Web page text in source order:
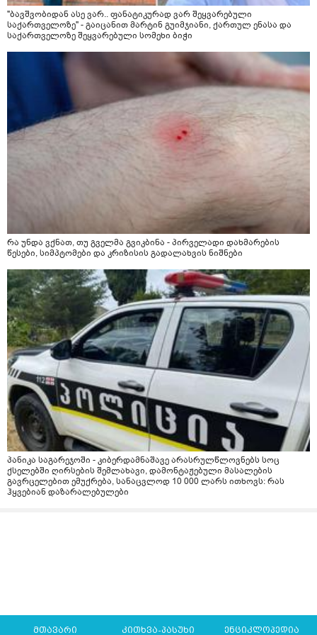
"ბავშვობიდან ასე ვარ.. ფანატიკურად ვარ შეყვარებული
საქართველოზე" - გაიცანით მარტინ გუიმჯიანი, ქართულ ენასა და
საქართველოზე შეყვარებული სომეხი ბიჭი
რა უნდა ვქნათ, თუ გველმა გვიკბინა - პირველადი დახმარების
წესები, სიმპტომები და კრიზისის გადალახვის ნიშნები
პანიკა საგარეჯოში - კიბერდამნაშავე არასრულწლოვნებს სოც
ქსელებში ღირსების შემლახავი, დამონტაჟებული მასალების
გავრცელებით ემუქრება, სანაცვლოდ 10 000 ლარს ითხოვს: რას
ჰყვებიან დაზარალებულები
მთავარი კითხვა-პასუხი ენციკლოპედია